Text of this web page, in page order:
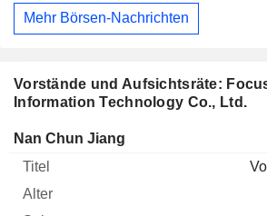
Mehr Börsen-Nachrichten
Vorstände und Aufsichtsräte:
Information Technology Co., Ltd.
Manager Titel Alter
Nan Chun Jiang